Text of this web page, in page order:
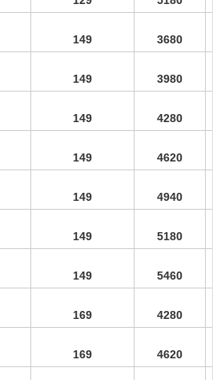
149 3680
149 3980
149 4280
149 4620
149 4940
149 5180
149 5460
169 4280
169 4620